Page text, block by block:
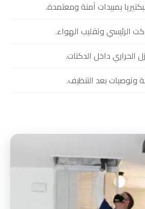
بمبيدات آمنة ومعتمدة.
الرئيسي وتقليب الهواء.
داخل الدكتات.
وتوصيات بعد التنظيف.